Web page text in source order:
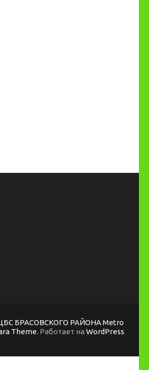
БРАСОВСКОГО РАЙОНАMetro
Theme. Работает на WordPress